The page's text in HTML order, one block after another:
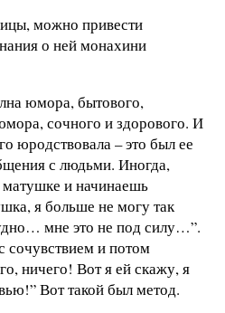
можно привести
о ней монахини
юмора, бытового,
сочного и здорового. И
юродствовала – это был ее
с людьми. Иногда,
и начинаешь
я больше не могу так
мне это не под силу…”.
и потом
ничего! Вот я ей скажу, я
Вот такой был метод.